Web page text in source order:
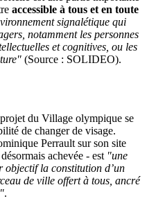
accessible à tous et en toute
signalétique qui
notamment les personnes
et cognitives, ou les
(Source : SOLIDEO).
du Village olympique se
de changer de visage.
Perrault sur son site
achevée - est "une
objectif la constitution d’un
de ville offert à tous, ancré
.